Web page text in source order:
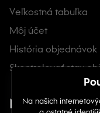
Veľkostná tabuľka
Môj účet
História objednávok
Skontrolovať stav
Nájdete nás